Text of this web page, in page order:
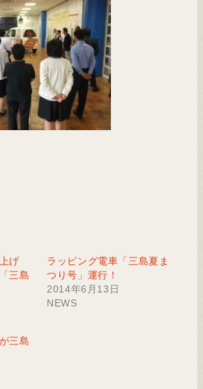
げ
三島
ラッピング電車「三島夏ま
つり号」運行！
2014年6月13日
NEWS
三島